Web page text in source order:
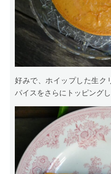
好みで、ホイップした生ク
パイスをさらにトッピングし